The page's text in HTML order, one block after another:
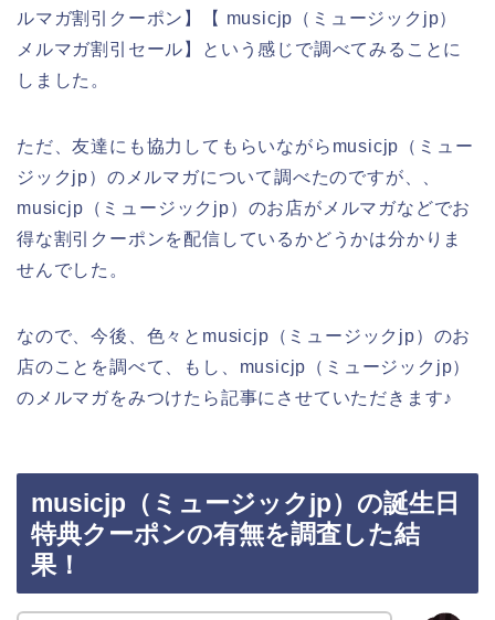
ルマガ割引クーポン】【 musicjp（ミュージックjp）
メルマガ割引セール】という感じで調べてみることに
しました。
ただ、友達にも協力してもらいながらmusicjp（ミュー
ジックjp）のメルマガについて調べたのですが、、
musicjp（ミュージックjp）のお店がメルマガなどでお
得な割引クーポンを配信しているかどうかは分かりま
せんでした。
なので、今後、色々とmusicjp（ミュージックjp）のお
店のことを調べて、もし、musicjp（ミュージックjp）
のメルマガをみつけたら記事にさせていただきます♪
musicjp（ミュージックjp）の誕生日
特典クーポンの有無を調査した結
果！